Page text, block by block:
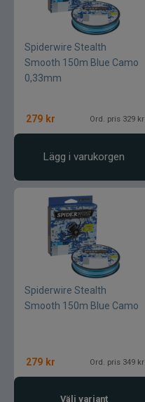
Brewer Baits
Böjda spön
Blue fox Vibrax
Bergmans
C&F Design
Spiderwire Stealth
Smooth 150m Blue Camo
0,33mm
279 kr Ord. pris 329 kr
Lägg i varukorgen
Spiderwire Stealth
Smooth 150m Blue Camo
279 kr Ord. pris 349 kr
Välj variant